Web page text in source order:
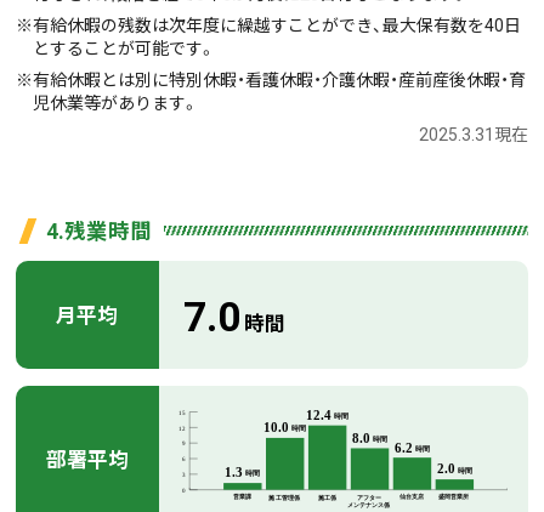
※有給休暇の残数は次年度に繰越すことができ、最大保有数を40日
とすることが可能です。
※有給休暇とは別に特別休暇・看護休暇・介護休暇・産前産後休暇・育
児休業等があります。
2025.3.31現在
4.残業時間
月平均 7.0 時間
部署平均